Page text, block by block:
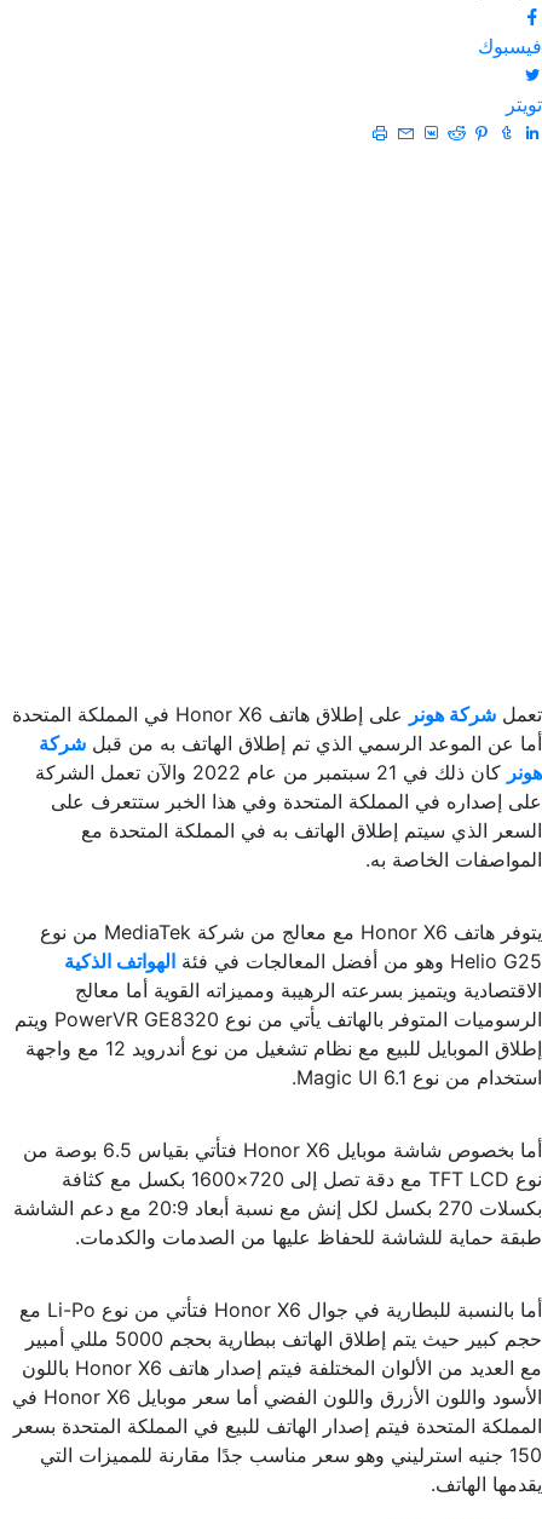
فيسبوك
تويتر
تعمل شركة هونر
على إطلاق هاتف Honor X6 في المملكة المتحدة
أما عن الموعد الرسمي الذي تم إطلاق الهاتف به من قبل شركة
هونر
كان ذلك في 21 سبتمبر من عام 2022 والآن تعمل الشركة
على إصداره في المملكة المتحدة وفي هذا الخبر ستتعرف على
السعر الذي سيتم إطلاق الهاتف به في المملكة المتحدة مع
المواصفات الخاصة به.
يتوفر هاتف Honor X6 مع معالج من شركة MediaTek من نوع
Helio G25 وهو من أفضل المعالجات في فئة
الهواتف الذكية
الاقتصادية ويتميز بسرعته الرهيبة ومميزاته القوية أما معالج
الرسوميات المتوفر بالهاتف يأتي من نوع PowerVR GE8320 ويتم
إطلاق الموبايل للبيع مع نظام تشغيل من نوع أندرويد 12 مع واجهة
استخدام من نوع Magic UI 6.1.
أما بخصوص شاشة موبايل Honor X6 فتأتي بقياس 6.5 بوصة من
نوع TFT LCD مع دقة تصل إلى 720×1600 بكسل مع كثافة
بكسلات 270 بكسل لكل إنش مع نسبة أبعاد 20:9 مع دعم الشاشة
طبقة حماية للشاشة للحفاظ عليها من الصدمات والكدمات.
أما بالنسبة للبطارية في جوال Honor X6 فتأتي من نوع Li-Po مع
حجم كبير حيث يتم إطلاق الهاتف ببطارية بحجم 5000 مللي أمبير
مع العديد من الألوان المختلفة فيتم إصدار هاتف Honor X6 باللون
الأسود واللون الأزرق واللون الفضي أما سعر موبايل Honor X6 في
المملكة المتحدة فيتم إصدار الهاتف للبيع في المملكة المتحدة بسعر
150 جنيه استرليني وهو سعر مناسب جدًا مقارنة للمميزات التي
يقدمها الهاتف.